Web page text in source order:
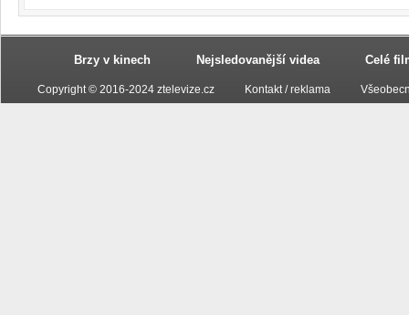
Brzy v kinech Nejsledovanější videa Celé
Copyright © 2016-2024 ztelevize.cz Kontakt / reklama